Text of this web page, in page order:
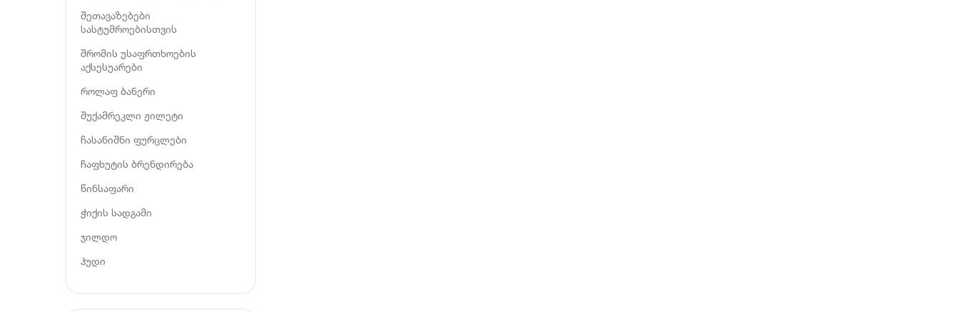
შეთავაზებები
სასტუმროებისთვის
შრომის უსაფრთხოების
აქსესუარები
როლაფ ბანერი
შუქამრეკლი ჟილეტი
ჩასანიშნი ფურცლები
ჩაფხუტის ბრენდირება
წინსაფარი
ჭიქის სადგამი
ჯილდო
ჰუდი